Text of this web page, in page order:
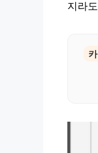
지라